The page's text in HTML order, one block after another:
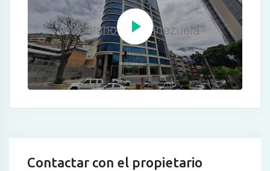
Contactar con el propietario